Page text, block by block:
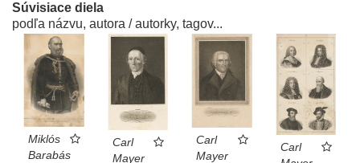
Súvisiace diela
podľa názvu, autora / autorky, tagov...
Miklós
Barabás
Carl
Mayer
Carl
Mayer
Carl